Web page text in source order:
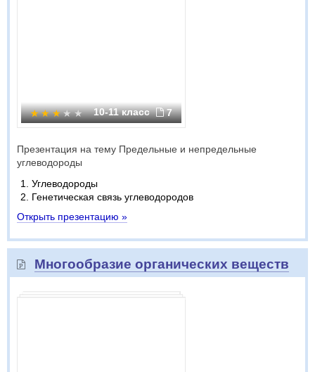
10-11 класс 7
Презентация на тему Предельные и непредельные
углеводороды
Углеводороды
Генетическая связь углеводородов
Открыть презентацию »
Многообразие органических веществ